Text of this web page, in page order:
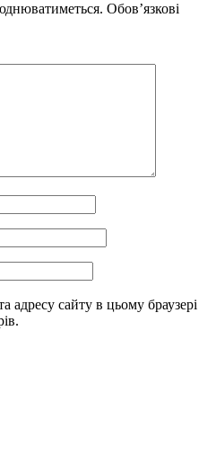
Обов’язкові
адресу сайту в цьому браузері